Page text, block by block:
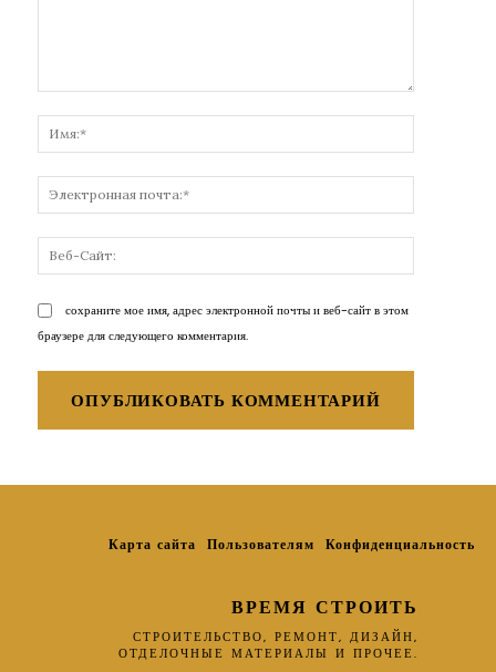
почта:*
Сайт:
сохраните мое имя, адрес электронной почты и веб-сайт в этом
браузере для следующего комментария.
Карта сайта Пользователям Конфиденциальность
ВРЕМЯ СТРОИТЬ
СТРОИТЕЛЬСТВО, РЕМОНТ, ДИЗАЙН,
ОТДЕЛОЧНЫЕ МАТЕРИАЛЫ И ПРОЧЕЕ.